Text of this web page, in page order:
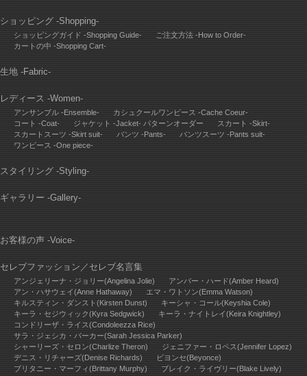
ショッピング -Shopping-
ショッピングガイド -Shopping Guide-
ご注文方法 -How to Order-
カートの中 -Shopping Cart-
生地 -Fabric-
レディース -Women-
アンサンブル -Ensemble-
カシュクールワンピース -Cache Coeur-
コート -Coat-
ジャケット -Jacket- パターンオーダー
スカート -Skirt-
スカートスーツ -Skirt suit-
パンツ -Pants-
パンツスーツ -Pants suit-
ワンピース -One piece-
スタイリング -Styling-
ギャラリー -Gallery-
お客様の声 -Voice-
セレブファッション ／ セレブ名言集
アンジェリーナ・ジョリー(Angelina Jolie)
アンバー・ハード(Amber Heard)
アン・ハサウェイ(Anne Hathaway)
エマ・ワトソン(Emma Watson)
キルスティン・ダンスト(Kirsten Dunst)
キーシャ・コール(Keyshia Cole)
キーラ・セジウィック(Kyra Sedgwick)
キーラ・ナイトレイ(Keira Knightley)
コンドリーザ・ライス(Condoleezza Rice)
サラ・ジェシカ・パーカー(Sarah Jessica Parker)
シャーリーズ・セロン(Charlize Theron)
ジェニファー・ロペス(Jennifer Lopez)
デニス・リチャーズ(Denise Richards)
ビヨンセ(Beyonce)
ブリタニー・マーフィ(Brittany Murphy)
ブレイク・ライヴリー(Blake Lively)